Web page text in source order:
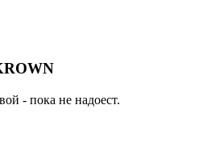
- пока не надоест.